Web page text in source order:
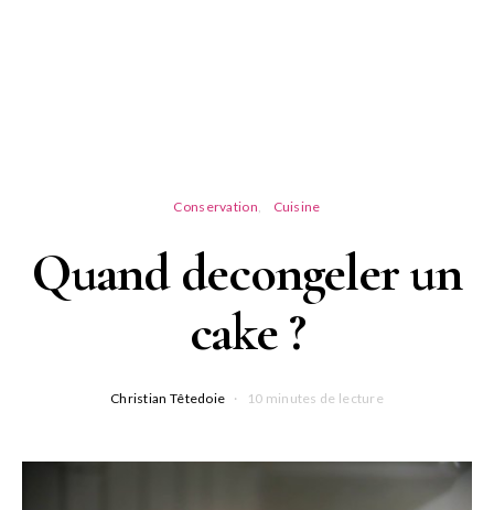
Conservation Cuisine
Quand decongeler un
cake ?
Christian Têtedoie 10 minutes de lecture